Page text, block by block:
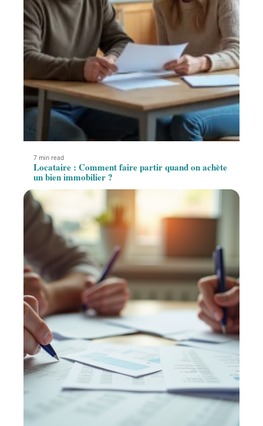
7 min read
Locataire : Comment faire partir quand on achète
un bien immobilier ?